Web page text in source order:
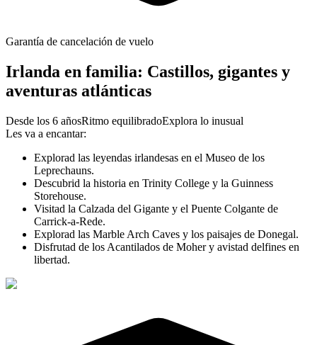
Garantía de cancelación de vuelo
Irlanda en familia: Castillos, gigantes y
aventuras atlánticas
Desde los 6 añosRitmo equilibradoExplora lo inusual
Les va a encantar:
Explorad las leyendas irlandesas en el Museo de los
Leprechauns.
Descubrid la historia en Trinity College y la Guinness
Storehouse.
Visitad la Calzada del Gigante y el Puente Colgante de
Carrick-a-Rede.
Explorad las Marble Arch Caves y los paisajes de Donegal.
Disfrutad de los Acantilados de Moher y avistad delfines en
libertad.